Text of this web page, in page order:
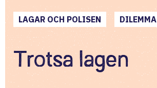
LAGAR OCH POLISEN DILEMMA
Trotsa lagen